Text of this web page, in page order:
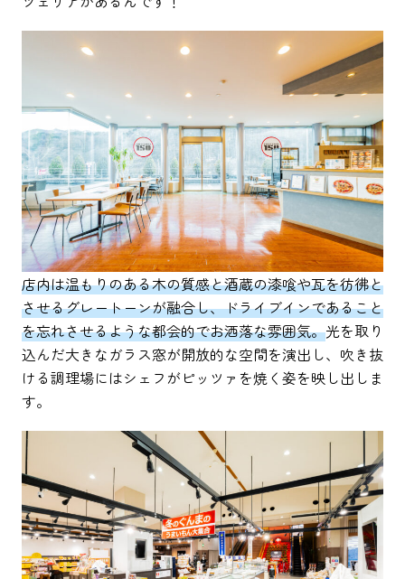
店内は温もりのある木の質感と酒蔵の漆喰や瓦を彷彿と
させるグレートーンが融合し、ドライブインであること
を忘れさせるような都会的でお洒落な雰囲気。光を取り
込んだ大きなガラス窓が開放的な空間を演出し、吹き抜
ける調理場にはシェフがピッツァを焼く姿を映し出しま
す。